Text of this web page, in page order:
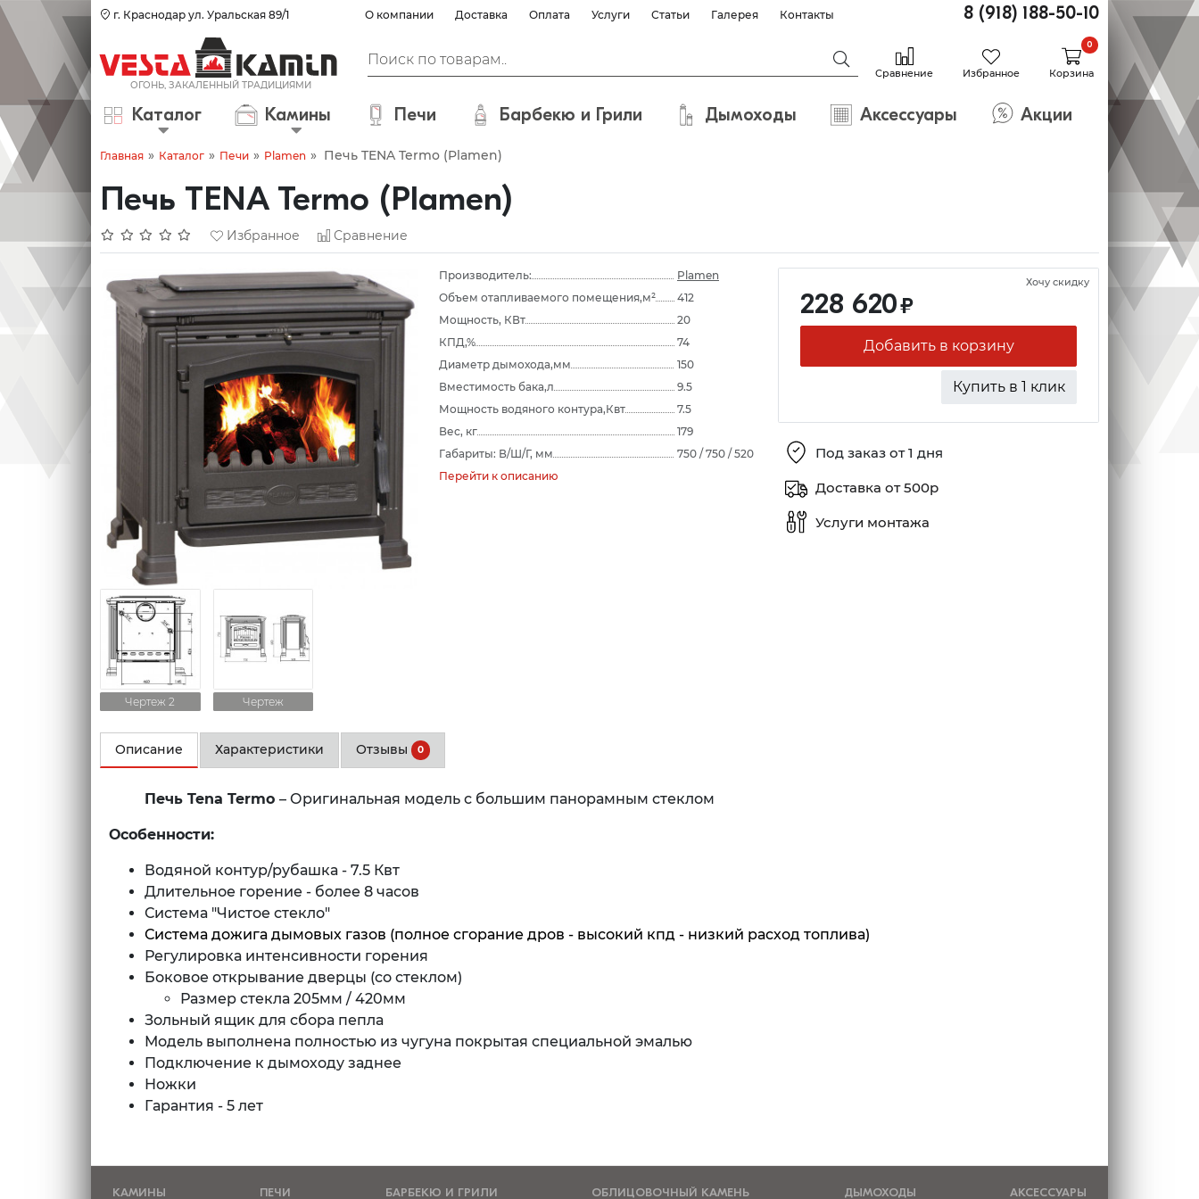
г. Краснодар ул. Уральская 89/1 О компании Доставка Оплата Услуги Статьи Галерея Контакты 8 (918) 188-50-10
Сравнение Избранное Корзина
0
Каталог Камины Печи Барбекю и Грили Дымоходы Аксессуары Акции
Главная » Каталог » Печи » Plamen » Печь TENA Termo (Plamen)
Печь TENA Termo (Plamen)
Избранное Сравнение
Чертеж 2 Чертеж
Производитель:
Plamen
Объем отапливаемого помещения,м²
412
Мощность, КВт
20
КПД,%
74
Диаметр дымохода,мм
150
Вместимость бака,л
9.5
Мощность водяного контура,Квт
7.5
Вес, кг
179
Габариты: В/Ш/Г, мм
750 / 750 / 520
Перейти к описанию
228 620₽
Добавить в корзину
Купить в 1 клик
Хочу скидку
Под заказ от 1 дня
Доставка от 500р
Услуги монтажа
Описание Характеристики Отзывы 0
Печь Tena Termo – Оригинальная модель с большим панорамным стеклом
Особенности:
Водяной контур/рубашка - 7.5 Квт
Длительное горение - более 8 часов
Система "Чистое стекло"
Система дожига дымовых газов (полное сгорание дров - высокий кпд - низкий расход топлива)
Регулировка интенсивности горения
Боковое открывание дверцы (со стеклом)
Размер стекла 205мм / 420мм
Зольный ящик для сбора пепла
Модель выполнена полностью из чугуна покрытая специальной эмалью
Подключение к дымоходу заднее
Ножки
Гарантия - 5 лет
КАМИНЫ ПЕЧИ БАРБЕКЮ И ГРИЛИ ОБЛИЦОВОЧНЫЙ КАМЕНЬ ДЫМОХОДЫ АКСЕССУАРЫ